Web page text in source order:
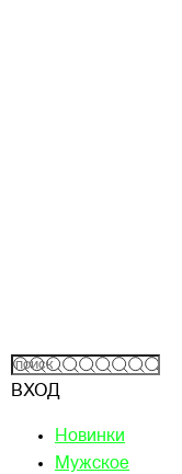
ВХОД
Новинки
Мужское